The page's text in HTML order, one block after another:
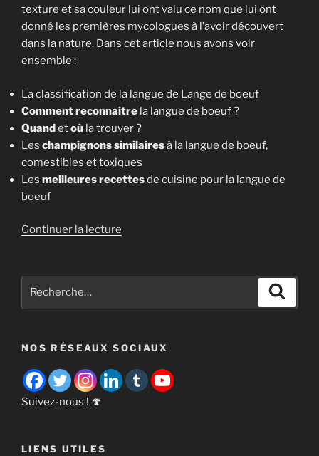
texture et sa couleur lui ont valu ce nom que lui ont
donné les premières mycologues à l’avoir découvert
dans la nature. Dans cet article nous avons voir
ensemble :
La classification de la langue de Lange de boeuf
Comment reconnaitre la langue de boeuf ?
Quandetoù la trouver ?
Les champignons similairesà la langue de boeuf,
comestibles et toxiques
Les meilleures recettesde cuisine pour la langue de
boeuf
Continuer la lecture
Langue
Hepatica] »
NOS RÉSEAUX SOCIAUX
Suivez-nous ! 🍄
LIENS UTILES